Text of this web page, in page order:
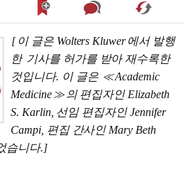
[ 이 글은 Wolters Kluwer 에서 발행
한기사를 허가를 받아 재수록한
것입니다. 이 글은 ≪Academic
Medicine≫ 의 편집자인 Elizabeth
S. Karlin, 선임 편집자인 Jennifer
Campi, 편집 간사인 Mary Beth
습니다.]